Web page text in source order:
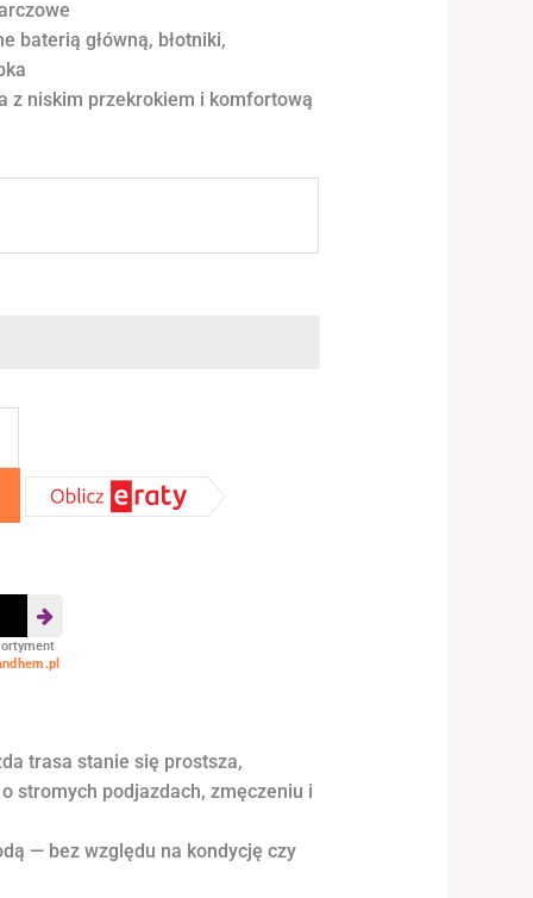
baterią główną, błotniki,
z niskim przekrokiem i komfortową
trasa stanie się prostsza,
stromych podjazdach, zmęczeniu i
— bez względu na kondycję czy